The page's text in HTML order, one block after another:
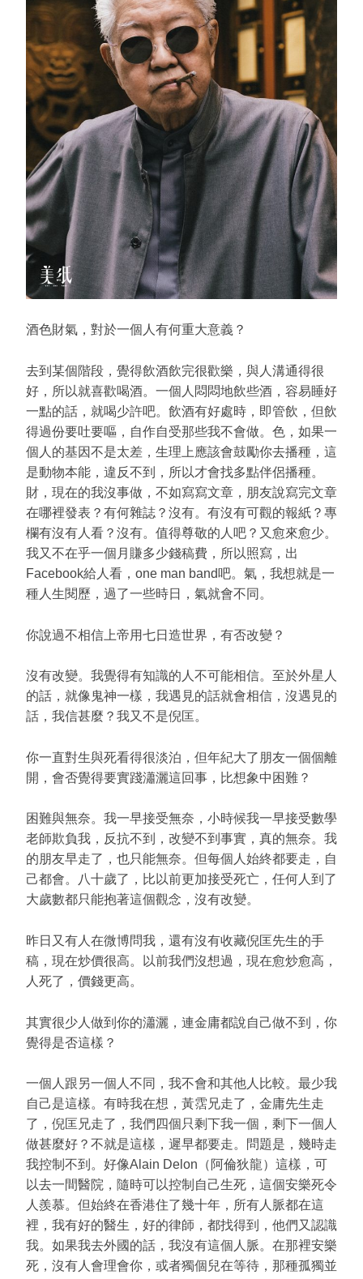
酒色財氣，對於一個人有何重大意義？
去到某個階段，覺得飲酒飲完很歡樂，與人溝通得很
好，所以就喜歡喝酒。一個人悶悶地飲些酒，容易睡好
一點的話，就喝少許吧。飲酒有好處時，即管飲，但飲
得過份要吐要嘔，自作自受那些我不會做。色，如果一
個人的基因不是太差，生理上應該會鼓勵你去播種，這
是動物本能，違反不到，所以才會找多點伴侶播種。
財，現在的我沒事做，不如寫寫文章，朋友說寫完文章
在哪裡發表？有何雜誌？沒有。有沒有可觀的報紙？專
欄有沒有人看？沒有。值得尊敬的人吧？又愈來愈少。
我又不在乎一個月賺多少錢稿費，所以照寫，出
Facebook給人看，one man band吧。氣，我想就是一
種人生閱歷，過了一些時日，氣就會不同。
你說過不相信上帝用七日造世界，有否改變？
沒有改變。我覺得有知識的人不可能相信。至於外星人
的話，就像鬼神一樣，我遇見的話就會相信，沒遇見的
話，我信甚麼？我又不是倪匡。
你一直對生與死看得很淡泊，但年紀大了朋友一個個離
開，會否覺得要實踐瀟灑這回事，比想象中困難？
困難與無奈。我一早接受無奈，小時候我一早接受數學
老師欺負我，反抗不到，改變不到事實，真的無奈。我
的朋友早走了，也只能無奈。但每個人始終都要走，自
己都會。八十歲了，比以前更加接受死亡，任何人到了
大歲數都只能抱著這個觀念，沒有改變。
昨日又有人在微博問我，還有沒有收藏倪匡先生的手
稿，現在炒價很高。以前我們沒想過，現在愈炒愈高，
人死了，價錢更高。
其實很少人做到你的瀟灑，連金庸都說自己做不到，你
覺得是否這樣？
一個人跟另一個人不同，我不會和其他人比較。最少我
自己是這樣。有時我在想，黃霑兄走了，金庸先生走
了，倪匡兄走了，我們四個只剩下我一個，剩下一個人
做甚麼好？不就是這樣，遲早都要走。問題是，幾時走
我控制不到。好像Alain Delon（阿倫狄龍）這樣，可
以去一間醫院，隨時可以控制自己生死，這個安樂死令
人羨慕。但始終在香港住了幾十年，所有人脈都在這
裡，我有好的醫生，好的律師，都找得到，他們又認識
我。如果我去外國的話，我沒有這個人脈。在那裡安樂
死，沒有人會理會你，或者獨個兒在等待，那種孤獨並